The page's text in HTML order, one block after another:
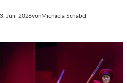
Juni 2026vonMichaela Schabel